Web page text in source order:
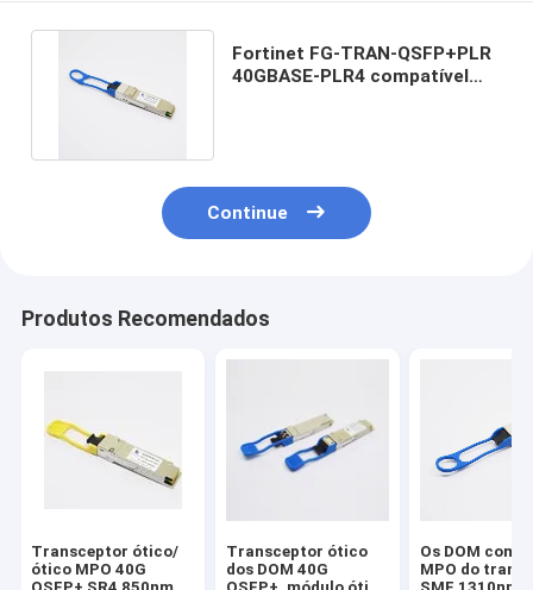
Fortinet FG-TRAN-QSFP+PLR
40GBASE-PLR4 compatível
Continue
Produtos Recomendados
Transceptor ótico/
ótico MPO 40G
Transceptor ótico
dos DOM 40G
Os DOM
MPO do